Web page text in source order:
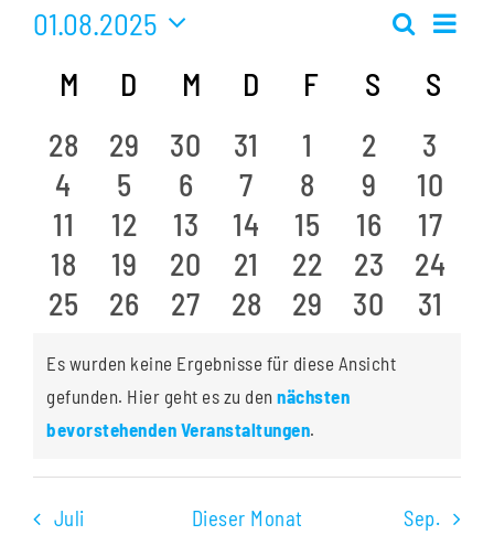
Suche
und
SucheMonat
01.08.2025
wählen.
Kalender
Veranstaltungen
M MONTAG
D DIENSTAG
M MITTWOCH
D DONNERSTAG
F FREITAG
S S
0
Veranstaltungen
28
0
Veranstaltungen
29
0
Veranstaltungen
30
0
Veranstaltungen
31
0
1
0
2
0
3
0
Veranstaltungen
4
0
Veranstaltungen
5
0
Veranstaltungen
6
0
Veranstaltungen
7
0
8
0
9
0
10
0
Veranstaltungen
11
0
Veranstaltungen
12
0
Veranstaltungen
13
0
Veranstaltungen
14
0
15
0
16
0
17
0
Veranstaltungen
18
0
Veranstaltungen
19
0
Veranstaltungen
20
0
Veranstaltungen
21
0
22
0
23
0
24
0
25
0
26
0
27
0
28
0
29
0
30
0
31
Hinweis
Es wurden keine Ergebnisse für diese Ansicht
gefunden. Hier geht es zu den nächsten
bevorstehenden Veranstaltungen.
Juli Dieser Monat Sep.